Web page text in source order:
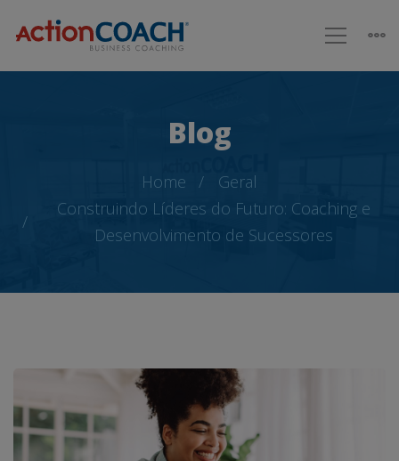
Blog
Home
Geral
Construindo Líderes do Futuro: Coaching e
Desenvolvimento de Sucessores